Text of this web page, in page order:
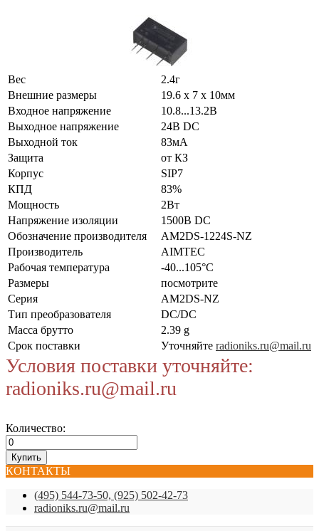
Вес
2.4г
Внешние размеры
19.6 x 7 x 10мм
Входное напряжение
10.8...13.2В
Выходное напряжение
24В DC
Выходной ток
83мА
Защита
от КЗ
Корпус
SIP7
КПД
83%
Мощность
2Вт
Напряжение изоляции
1500В DC
Обозначение производителя
AM2DS-1224S-NZ
Производитель
AIMTEC
Рабочая температура
-40...105°C
Размеры
посмотрите
Серия
AM2DS-NZ
Тип преобразователя
DC/DC
Масса брутто
2.39 g
Срок поставки
Уточняйте radioniks.ru@mail.ru
Условия поставки уточняйте:
radioniks.ru@mail.ru
Количество:
КОНТАКТЫ
(495) 544-73-50, (925) 502-42-73
radioniks.ru@mail.ru